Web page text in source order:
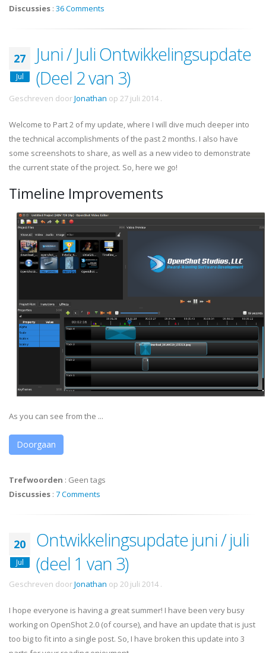
Discussies : 36 Comments
27
Jul
Juni / Juli Ontwikkelingsupdate
(Deel 2 van 3)
Geschreven doorJonathan op 27 juli 2014 .
Welcome to Part 2 of my update, where I will dive much deeper into
the technical accomplishments of the past 2 months. I also have
some screenshots to share, as well as a new video to demonstrate
the current state of the project. So, here we go!
Timeline Improvements
As you can see from the ...
Doorgaan
Trefwoorden : Geen tags
Discussies : 7 Comments
20
Jul
Ontwikkelingsupdate juni / juli
(deel 1 van 3)
Geschreven doorJonathan op 20 juli 2014 .
I hope everyone is having a great summer! I have been very busy
working on OpenShot 2.0 (of course), and have an update that is just
too big to fit into a single post. So, I have broken this update into 3